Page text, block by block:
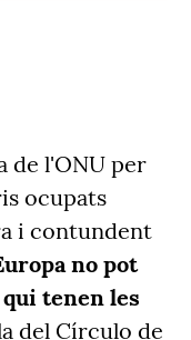
de l'ONU per
ocupats
i contundent
no pot
tenen les
del Círculo de